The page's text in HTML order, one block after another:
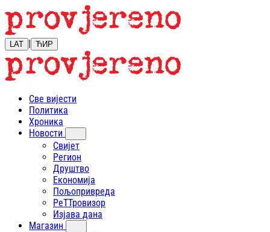
LAT | ЋИР
Све вијести
Политика
Хроника
Новости
Свијет
Регион
Друштво
Економија
Пољопривреда
РеТТровизор
Изјава дана
Магазин